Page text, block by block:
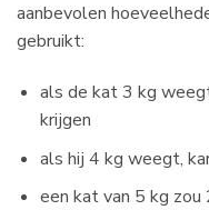
aanbevolen
gebruikt:
als de kat 3 kg
krijgen
als hij 4 kg weegt,
een kat van 5 kg